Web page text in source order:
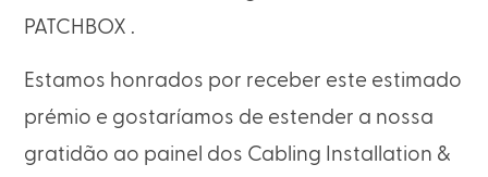
PATCHBOX .
Estamos honrados por receber este estimado
prémio e gostaríamos de estender a nossa
gratidão ao painel dos Cabling Installation &